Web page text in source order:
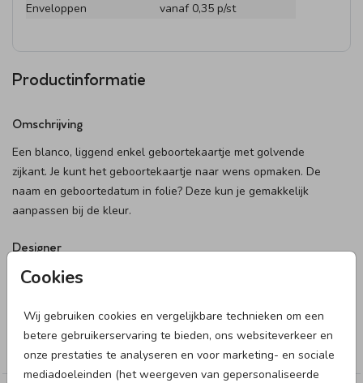
Cookies
Wij gebruiken cookies en vergelijkbare technieken om een
betere gebruikerservaring te bieden, ons websiteverkeer en
onze prestaties te analyseren en voor marketing- en sociale
mediadoeleinden (het weergeven van gepersonaliseerde
Enveloppen
vanaf 0,35 p/st
Productinformatie
Omschrijving
Een blanco, liggend enkel geboortekaartje met golvende
zijkant. Je kunt het geboortekaartje naar wens opmaken. De
naam en geboortedatum in folie? Deze kun je gemakkelijk
aanpassen bij de kleur.
Designer
June & Berry
Collectie
Blanco